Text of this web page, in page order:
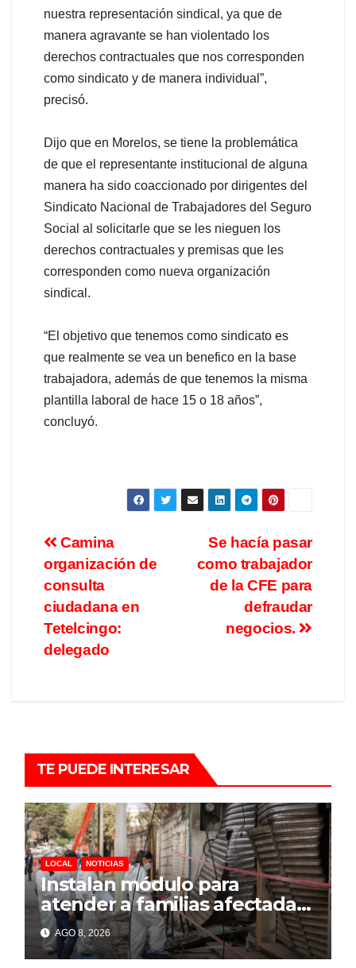
nuestra representación sindical, ya que de
manera agravante se han violentado los
derechos contractuales que nos corresponden
como sindicato y de manera individual”,
precisó.
Dijo que en Morelos, se tiene la problemática
de que el representante institucional de alguna
manera ha sido coaccionado por dirigentes del
Sindicato Nacional de Trabajadores del Seguro
Social al solicitarle que se les nieguen los
derechos contractuales y premisas que les
corresponden como nueva organización
sindical.
“El objetivo que tenemos como sindicato es
que realmente se vea un benefico en la base
trabajadora, además de que tenemos la misma
plantilla laboral de hace 15 o 18 años”,
concluyó.
Se hacía pasar
como trabajador
de la CFE para
defraudar
negocios.
Camina
organización de
consulta
ciudadana en
Tetelcingo:
delegado
TE PUEDE INTERESAR
LOCAL NOTICIAS
Instalan módulo para
atender a familias afectadas
por explosión en Las Granjas
AGO 8, 2026